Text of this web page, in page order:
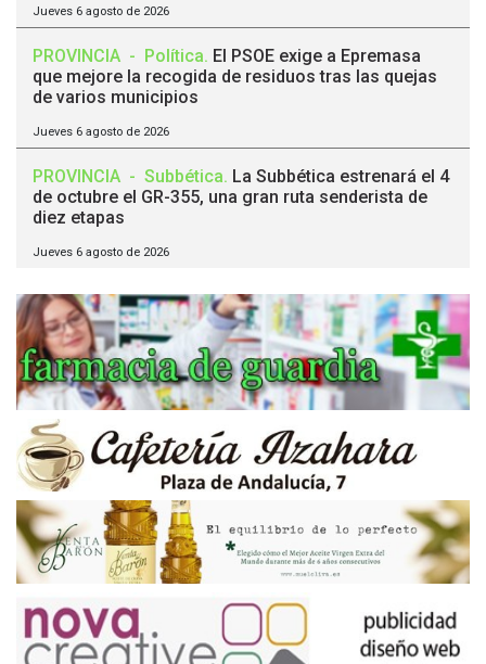
Jueves 6 agosto de 2026
PROVINCIA - Política. El PSOE exige a Epremasa
que mejore la recogida de residuos tras las quejas
de varios municipios
Jueves 6 agosto de 2026
PROVINCIA - Subbética. La Subbética estrenará el 4
de octubre el GR-355, una gran ruta senderista de
diez etapas
Jueves 6 agosto de 2026